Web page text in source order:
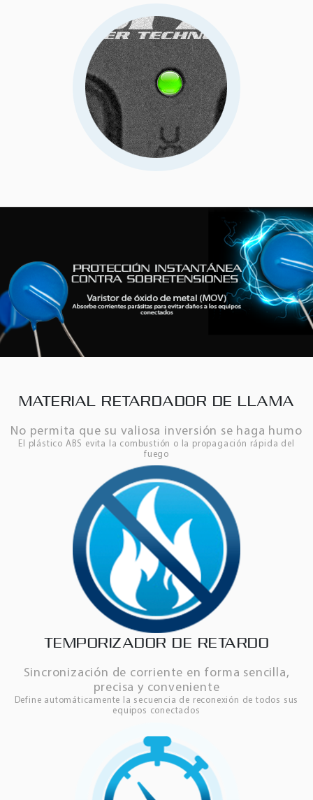
MATERIAL RETARDADOR DE LLAMA
No permita que su valiosa inversión se haga humo
El plástico ABS evita la combustión o la propagación rápida del
fuego
TEMPORIZADOR DE RETARDO
Sincronización de corriente en forma sencilla,
precisa y conveniente
Define automáticamente la secuencia de reconexión de todos sus
equipos conectados